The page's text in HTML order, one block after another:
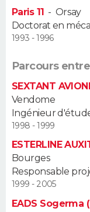
CARTE DE VOEUX
Dictionnaire
Biographies
Citations
Expressions
Proverbes
COPAINS D'AVANT
S'inscrire
Se connecter
Lycées
Collèges
Primaires
Universités
Entreprises
Service militaire
Avis de recherche
AVIS DE DÉCÈS
FORUM
Bricolage
Lifestyle
Culture
Sport
Auto
Television
Voyage
Cinema
Paris 11 - Orsay
Doctorat en
1993 - 1996
Parcours
SEXTANT
Vendome
Ingénieur
1998 - 1999
ESTERLINE
Bourges
Responsable
1999 - 2005
EADS Sogerma